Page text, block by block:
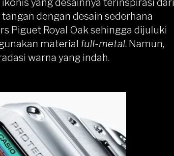
yang desainnya terinspirasi dari
dengan desain sederhana
Piguet Royal Oak sehingga dijuluki
material full-metal. Namun,
warna yang indah.